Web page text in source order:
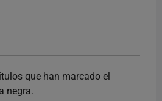
que han marcado el
negra.